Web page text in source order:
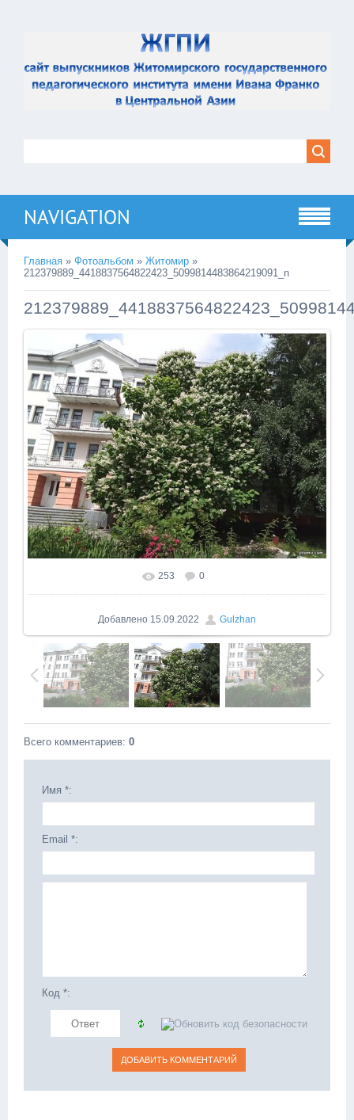
NAVIGATION
Главная » Фотоальбом » Житомир »
212379889_4418837564822423_5099814483864219091_n
253 0
Добавлено 15.09.2022 Gulzhan
Всего комментариев: 0
Имя *:
Email *:
Код *: